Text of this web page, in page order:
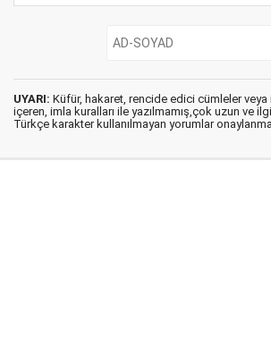
UYARI: Küfür, hakaret, rencide edici cümleler veya
içeren, imla kuralları ile yazılmamış,çok uzun ve
Türkçe karakter kullanılmayan yorumlar